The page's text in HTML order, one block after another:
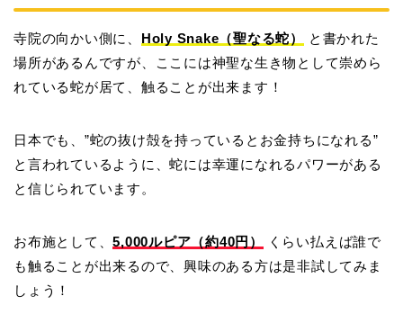
寺院の向かい側に、 Holy Snake（聖なる蛇）
と書かれた
場所があるんですが、ここには神聖な生き物として崇めら
れている蛇が居て、触ることが出来ます！
日本でも、”蛇の抜け殻を持っているとお金持ちになれる”
と言われているように、蛇には幸運になれるパワーがある
と信じられています。
お布施として、5,000ルピア（約40円）
くらい払えば誰で
も触ることが出来るので、興味のある方は是非試してみま
しょう！